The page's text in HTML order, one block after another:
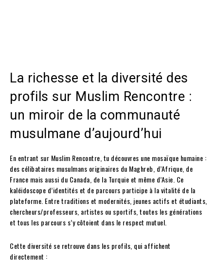
La richesse et la diversité des
profils sur Muslim Rencontre :
un miroir de la communauté
musulmane d’aujourd’hui
En entrant sur Muslim Rencontre, tu découvres une mosaïque humaine :
des célibataires musulmans originaires du Maghreb, d’Afrique, de
France mais aussi du Canada, de la Turquie et même d’Asie. Ce
kaléidoscope d’identités et de parcours participe à la vitalité de la
plateforme. Entre traditions et modernités, jeunes actifs et étudiants,
chercheurs/professeurs, artistes ou sportifs, toutes les générations
et tous les parcours s’y côtoient dans le respect mutuel.
Cette diversité se retrouve dans les profils, qui affichent
directement :